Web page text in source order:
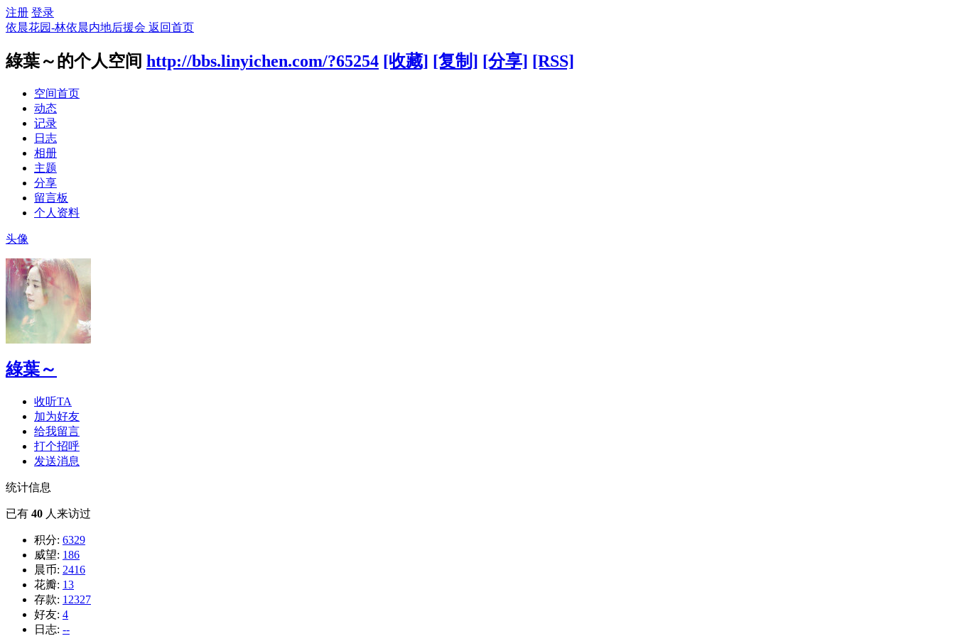
注册 登录
依晨花园-林依晨内地后援会 返回首页
綠葉～的个人空间 http://bbs.linyichen.com/?65254 [收藏] [复制] [分享] [RSS]
空间首页
动态
记录
日志
相册
主题
分享
留言板
个人资料
头像
綠葉～
收听TA
加为好友
给我留言
打个招呼
发送消息
统计信息
已有 40 人来访过
积分: 6329
威望: 186
晨币: 2416
花瓣: 13
存款: 12327
好友: 4
日志: --